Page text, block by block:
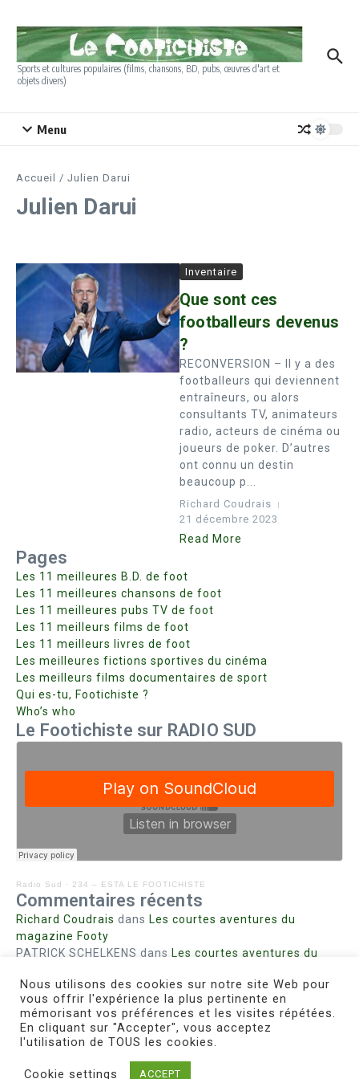
Sports et cultures populaires (films, chansons, BD, pubs, œuvres d'art et
objets divers)
Menu
Accueil / Julien Darui
Julien Darui
Inventaire
Que sont ces
footballeurs devenus
?
RECONVERSION – Il y a des
footballeurs qui deviennent
entraîneurs, ou alors
consultants TV, animateurs
radio, acteurs de cinéma ou
joueurs de poker. D’autres
ont connu un destin
beaucoup p...
Richard Coudrais
21 décembre 2023
Read More
Pages
Les 11 meilleures B.D. de foot
Les 11 meilleures chansons de foot
Les 11 meilleures pubs TV de foot
Les 11 meilleurs films de foot
Les 11 meilleurs livres de foot
Les meilleures fictions sportives du cinéma
Les meilleurs films documentaires de sport
Qui es-tu, Footichiste ?
Who’s who
Le Footichiste sur RADIO SUD
Radio Sud · 234 – ESTA LE FOOTICHISTE
Commentaires récents
Richard Coudrais dans Les courtes aventures du
magazine Footy
PATRICK SCHELKENS dans Les courtes aventures du
Bohn fabiennedans Intrigues sanglantes à Mulhouse
Steph. RUTA dansLust for Nice
MIRMANDdansPieds agiles et champignons
Nous utilisons des cookies sur notre site Web pour
vous offrir l'expérience la plus pertinente en
mémorisant vos préférences et les visites répétées.
En cliquant sur "Accepter", vous acceptez
l'utilisation de TOUS les cookies.
Cookie settings ACCEPT